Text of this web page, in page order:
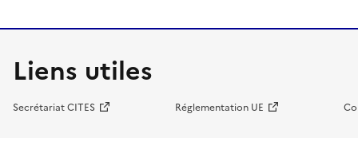
Liens utiles
Secrétariat CITES Réglementation UE